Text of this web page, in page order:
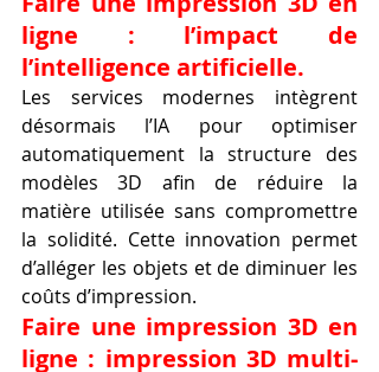
ligne : l’impact de
l’intelligence artificielle.
Les services modernes intègrent
désormais l’IA pour optimiser
automatiquement la structure des
modèles 3D afin de réduire la
matière utilisée sans compromettre
la solidité. Cette innovation permet
d’alléger les objets et de diminuer les
coûts d’impression.
Faire une impression 3D en
ligne : impression 3D multi-